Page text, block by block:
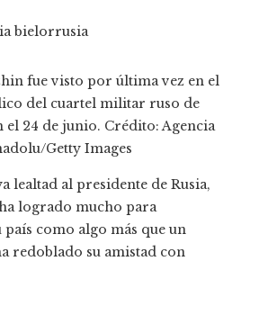
fue visto por última vez en el
del cuartel militar ruso de
el 24 de junio. Crédito: Agencia
Getty Images
lealtad al presidente de Rusia,
logrado mucho para
país como algo más que un
redoblado su amistad con